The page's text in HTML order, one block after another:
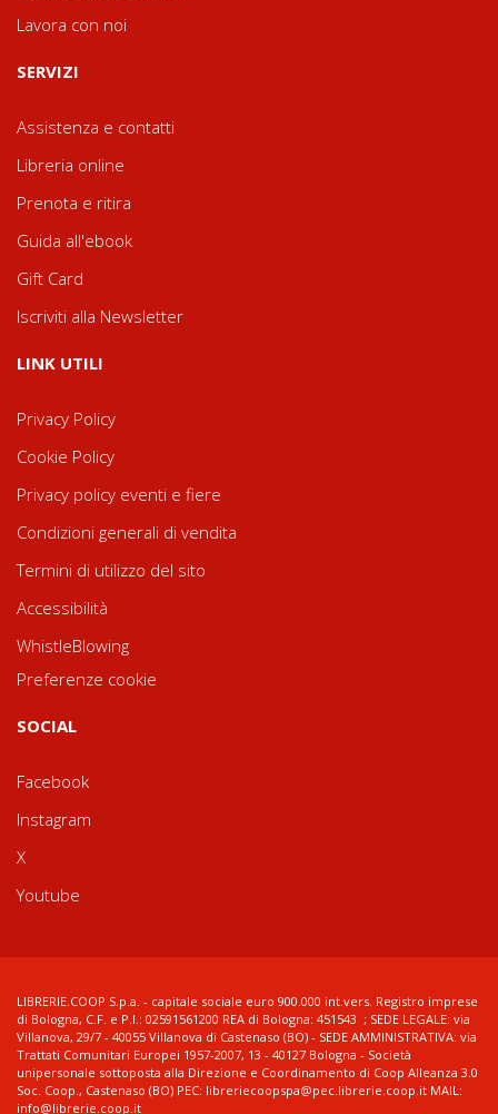
Lavora con noi
SERVIZI
Assistenza e contatti
Libreria online
Prenota e ritira
Guida all'ebook
Gift Card
Iscriviti alla Newsletter
LINK UTILI
Privacy Policy
Cookie Policy
Privacy policy eventi e fiere
Condizioni generali di vendita
Termini di utilizzo del sito
Accessibilità
WhistleBlowing
Preferenze cookie
SOCIAL
Facebook
Instagram
X
Youtube
LIBRERIE.COOP S.p.a. - capitale sociale euro 900.000 int.vers. Registro imprese
di Bologna, C.F. e P.I.: 02591561200 REA di Bologna: 451543 ; SEDE LEGALE: via
Villanova, 29/7 - 40055 Villanova di Castenaso (BO) - SEDE AMMINISTRATIVA: via
Trattati Comunitari Europei 1957-2007, 13 - 40127 Bologna - Società
unipersonale sottoposta alla Direzione e Coordinamento di Coop Alleanza 3.0
Soc. Coop., Castenaso (BO) PEC: libreriecoopspa@pec.librerie.coop.it MAIL:
info@librerie.coop.it